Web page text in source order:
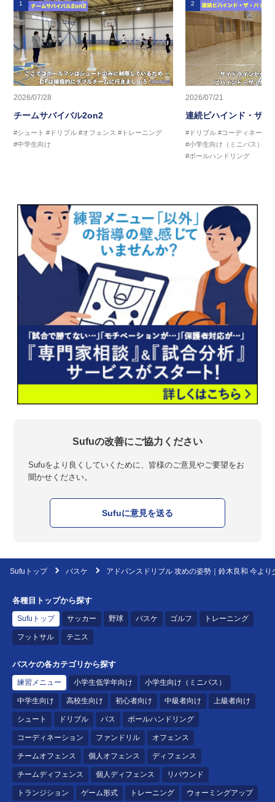
1
2026/07/28
チームサバイバル2on2
#シュート #ドリブル #オフェンス #トレーニング
#中学生向け
2
2026/07/21
連続ビハインド・ザ・
#ドリブル #コーディネーシ
#小学生向け（ミニバス）
#ボールハンドリング
Sufuの改善にご協力ください
Sufuをより良くしていくために、皆様のご意見やご要望をお
聞かせください。
Sufuに意見を送る
Sufuトップ バスケ アドバンスドリブル 攻めの姿勢｜鈴木良和 今より
各種目トップから探す
Sufuトップ サッカー 野球 バスケ ゴルフ トレーニング
フットサル テニス
バスケの各カテゴリから探す
練習メニュー 小学生低学年向け 小学生向け（ミニバス）
中学生向け 高校生向け 初心者向け 中級者向け 上級者向け
シュート ドリブル パス ボールハンドリング
コーディネーション ファンドリル オフェンス
チームオフェンス 個人オフェンス ディフェンス
チームディフェンス 個人ディフェンス リバウンド
トランジション ゲーム形式 トレーニング ウォーミングアップ